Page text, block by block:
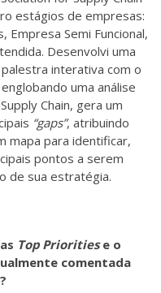
estágios de empresas:
Empresa Semi Funcional,
Desenvolvi uma
interativa com o
uma análise
Chain, gera um
“gaps”, atribuindo
mapa para identificar,
pontos a serem
de sua estratégia.
Top Prioritiese o
comentada